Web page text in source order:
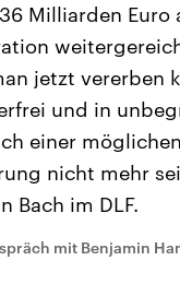
Anhalt
am 6.
neuen
wird das
Koalition aus
Berichte
den Parteien
USA
den
mit
Programm Podcasts
Milliarden Euro
jetzt vererben
und in
einer möglichen
nicht mehr
Bach im DLF.
mit Benjamin